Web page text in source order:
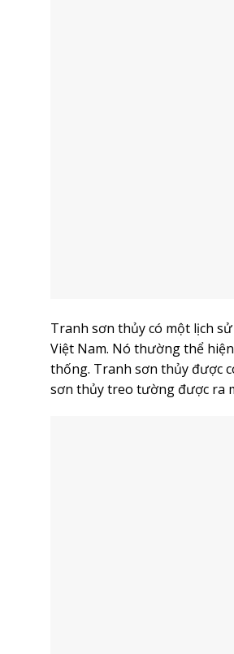
Tranh sơn thủy có một lịch
Việt Nam. Nó thường thể
thống. Tranh sơn thủy được
sơn thủy treo tường được ra